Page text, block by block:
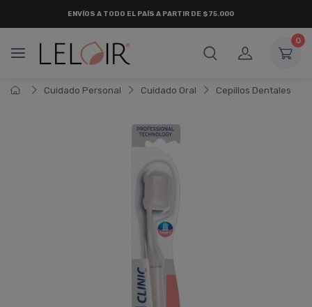
0
Cuidado Personal Cuidado Oral Cepillos Dentales